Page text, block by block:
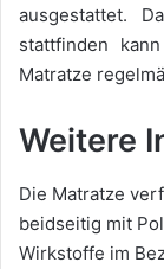
ausgestattet.
stattfinden
Matratze
Weitere
Die Matratze
beidseitig mit
Wirkstoffe im